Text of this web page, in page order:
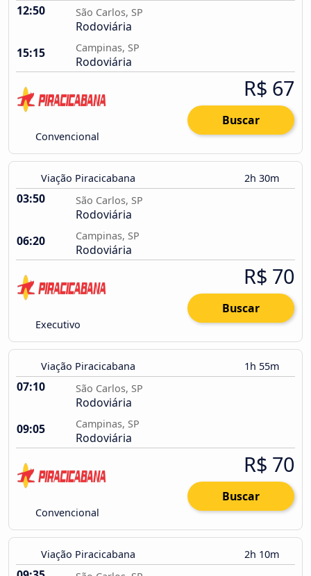
12:50 São Carlos, SP
Rodoviária
15:15
Campinas, SP
Rodoviária
Convencional
R$ 67
Buscar
Viação Piracicabana 2h 30m
03:50 São Carlos, SP
Rodoviária
06:20
Campinas, SP
Rodoviária
Executivo
R$ 70
Buscar
Viação Piracicabana 1h 55m
07:10 São Carlos, SP
Rodoviária
09:05
Campinas, SP
Rodoviária
Convencional
R$ 70
Buscar
Viação Piracicabana 2h 10m